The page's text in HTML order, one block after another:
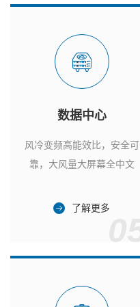
数据中心
风冷变频高能效比，安全可
靠，大风量大屏幕全中文
了解更多